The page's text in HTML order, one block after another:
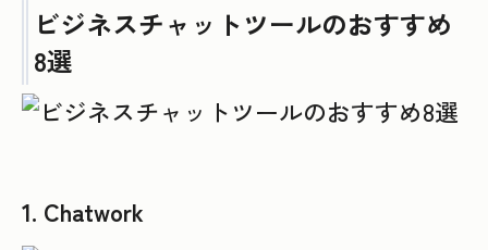
ビジネスチャットツールのおすすめ
8選
1. Chatwork